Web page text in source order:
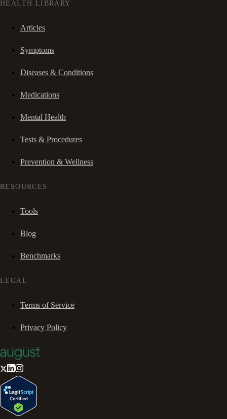
HEALTH LIBRARY
Articles
Symptoms
Diseases & Conditions
Medications
Mental Health
Tests & Procedures
Prevention & Wellness
RESOURCES
Tools
Blog
Benchmarks
LEGAL
Terms of Service
Privacy Policy